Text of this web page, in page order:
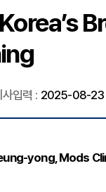
사입력 : 2025-08-23
yong, Mods